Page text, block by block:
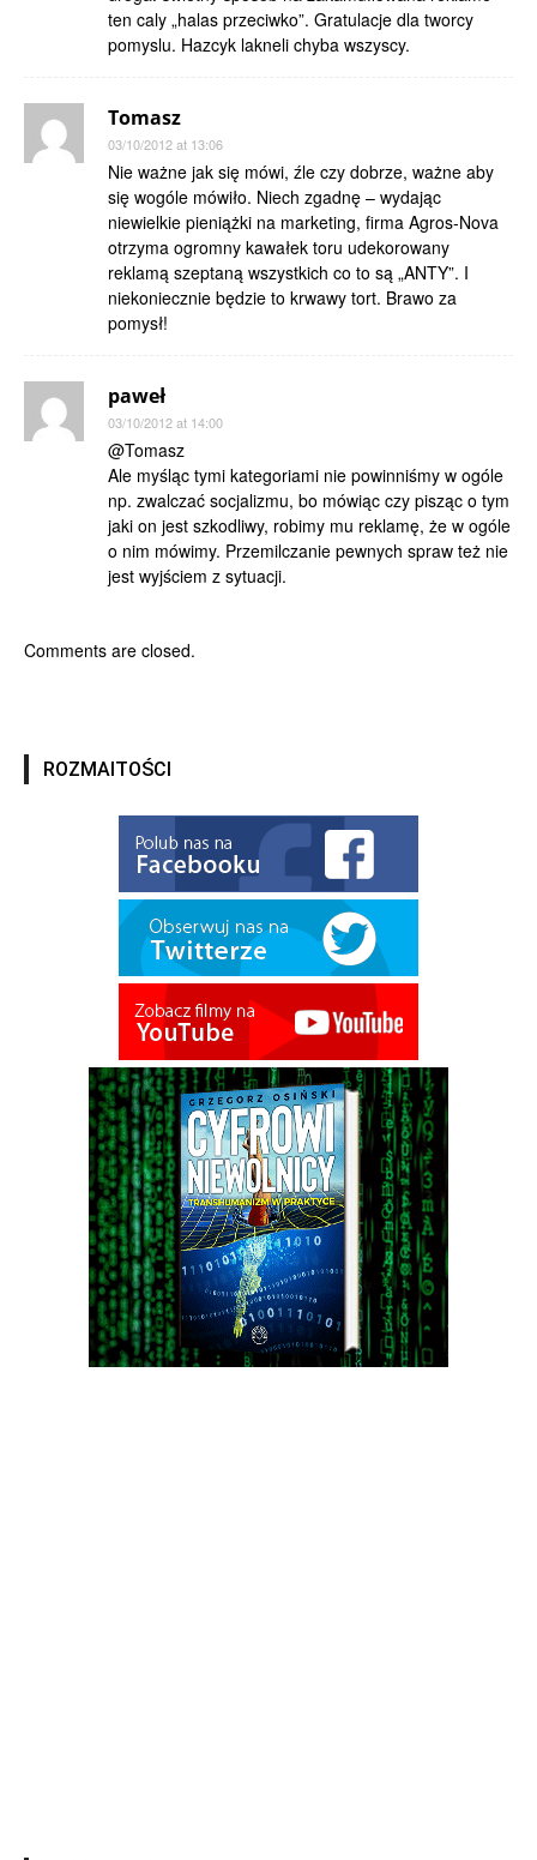
ten caly „halas przeciwko”. Gratulacje dla tworcy
pomyslu. Hazcyk lakneli chyba wszyscy.
Tomasz
03/10/2012 at 13:06
Nie ważne jak się mówi, źle czy dobrze, ważne aby
się wogóle mówiło. Niech zgadnę – wydając
niewielkie pieniążki na marketing, firma Agros-Nova
otrzyma ogromny kawałek toru udekorowany
reklamą szeptaną wszystkich co to są „ANTY”. I
niekoniecznie będzie to krwawy tort. Brawo za
pomysł!
paweł
03/10/2012 at 14:00
@Tomasz
Ale myśląc tymi kategoriami nie powinniśmy w ogóle
np. zwalczać socjalizmu, bo mówiąc czy pisząc o tym
jaki on jest szkodliwy, robimy mu reklamę, że w ogóle
o nim mówimy. Przemilczanie pewnych spraw też nie
jest wyjściem z sytuacji.
Comments are closed.
ROZMAITOŚCI